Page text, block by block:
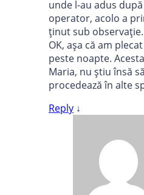
unde l-au adus
operator, acolo a
ținut sub
OK, așa că am
peste noapte.
Maria, nu știu însă
procedează în alte
Reply ↓